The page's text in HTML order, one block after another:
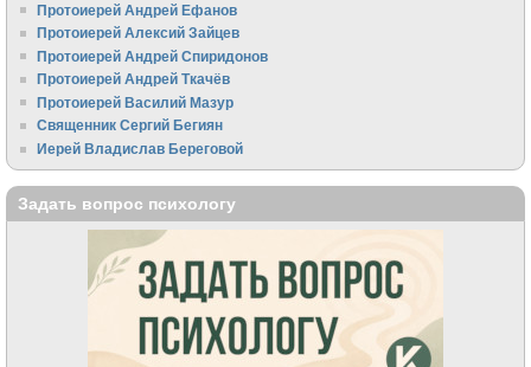
Протоиерей Андрей Ефанов
Протоиерей Алексий Зайцев
Протоиерей Андрей Спиридонов
Протоиерей Андрей Ткачёв
Протоиерей Василий Мазур
Священник Сергий Бегиян
Иерей Владислав Береговой
Задать вопрос психологу